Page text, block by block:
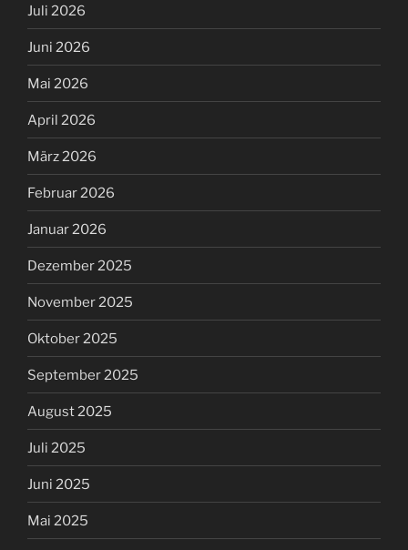
Juli 2026
Juni 2026
Mai 2026
April 2026
März 2026
Februar 2026
Januar 2026
Dezember 2025
November 2025
Oktober 2025
September 2025
August 2025
Juli 2025
Juni 2025
Mai 2025